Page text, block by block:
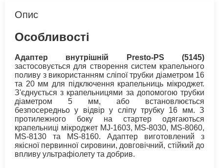
Опис
Особливості
Адаптер внутрішній Presto-PS (5145)
застосовується для створення систем крапельного
поливу з використанням сліпої трубки діаметром 16
та 20 мм для підключення крапельниць мікроджет.
З'єднується з крапельницями за допомогою трубки
діаметром 5 мм, або встановлюється
безпосередньо у відвір у сліпу трубку 16 мм. З
протилежного боку на стартер одягаються
крапельниці мікроджет MJ-1603, MS-8030, MS-8060,
MS-8130 та MS-8160. Адаптер виготовлений з
якісної первинної сировини, довговічний, стійкий до
впливу ультрафіолету та добрив.